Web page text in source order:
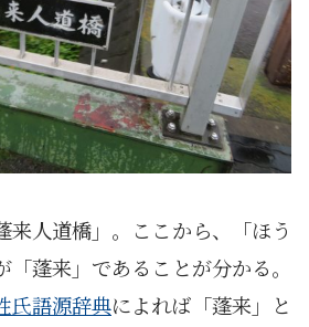
来人道橋」。ここから、「ほう
「蓬来」であることが分かる。
氏語源辞典によれば「蓬来」と